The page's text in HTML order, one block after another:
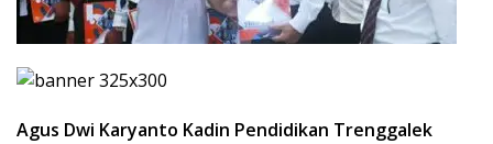
Agus Dwi Karyanto Kadin Pendidikan Trenggalek